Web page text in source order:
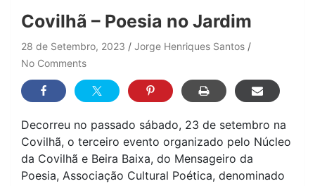
Covilhã – Poesia no Jardim
28 de Setembro, 2023
Jorge Henriques Santos
No Comments
Decorreu no passado sábado, 23 de setembro na
Covilhã, o terceiro evento organizado pelo Núcleo
da Covilhã e Beira Baixa, do Mensageiro da
Poesia, Associação Cultural Poética, denominado